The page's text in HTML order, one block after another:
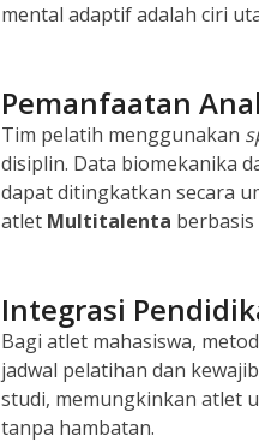
mental adaptif adalah ciri
Pemanfaatan
Tim pelatih menggunakan
disiplin. Data biomekanika
dapat ditingkatkan secara
atlet Multitalenta berbasis
Integrasi
Bagi atlet mahasiswa,
jadwal pelatihan dan
studi, memungkinkan atlet
tanpa hambatan.